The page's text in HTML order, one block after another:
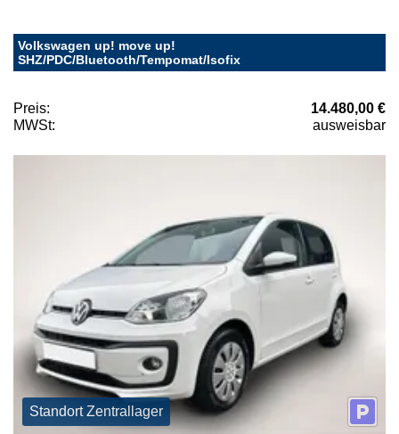
Volkswagen up! move up!
SHZ/PDC/Bluetooth/Tempomat/Isofix
Preis:
14.480,00 €
MWSt:
ausweisbar
Standort Zentrallager